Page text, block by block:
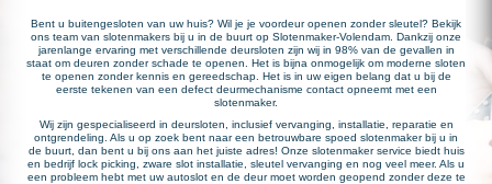
Bent u buitengesloten van uw huis? Wil je je voordeur openen zonder sleutel? Bekijk
ons team van slotenmakers bij u in de buurt op Slotenmaker-Volendam. Dankzij onze
jarenlange ervaring met verschillende deursloten zijn wij in 98% van de gevallen in
staat om deuren zonder schade te openen. Het is bijna onmogelijk om moderne sloten
te openen zonder kennis en gereedschap. Het is in uw eigen belang dat u bij de
eerste tekenen van een defect deurmechanisme contact opneemt met een
slotenmaker.
Wij zijn gespecialiseerd in deursloten, inclusief vervanging, installatie, reparatie en
ontgrendeling. Als u op zoek bent naar een betrouwbare spoed slotenmaker bij u in
de buurt, dan bent u bij ons aan het juiste adres! Onze slotenmaker service biedt huis
en bedrijf lock picking, zware slot installatie, sleutel vervanging en nog veel meer. Als u
een probleem hebt met uw autoslot en de deur moet worden geopend zonder deze te